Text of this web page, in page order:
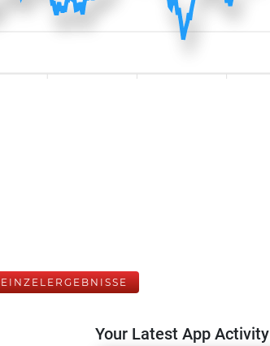
EINZELERGEBNISSE
Your Latest App Activity